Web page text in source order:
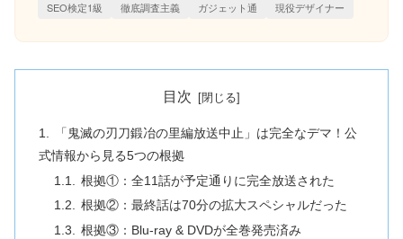
SEO検定1級 徹底調査主義 ガジェット通 現役デザイナー
目次
「鬼滅の刃刀鍛冶の里編放送中止」は完全なデマ！公
式情報から見る5つの根拠
根拠①：全11話が予定通りに完全放送された
根拠②：最終話は70分の拡大スペシャルだった
根拠③：Blu-ray & DVDが全巻発売済み